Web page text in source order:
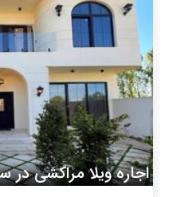
اجاره ویلا مراکشی در